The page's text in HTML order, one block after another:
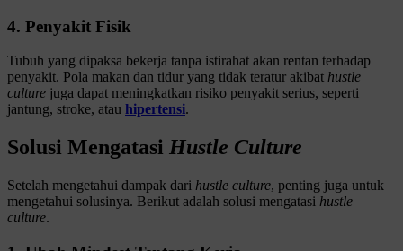
4. Penyakit Fisik
Tubuh yang dipaksa bekerja tanpa istirahat akan rentan terhadap
penyakit. Pola makan dan tidur yang tidak teratur akibat hustle
culture juga dapat meningkatkan risiko penyakit serius, seperti
jantung, stroke, atau hipertensi.
Solusi Mengatasi Hustle Culture
Setelah mengetahui dampak dari hustle culture, penting juga untuk
mengetahui solusinya. Berikut adalah solusi mengatasi hustle
culture.